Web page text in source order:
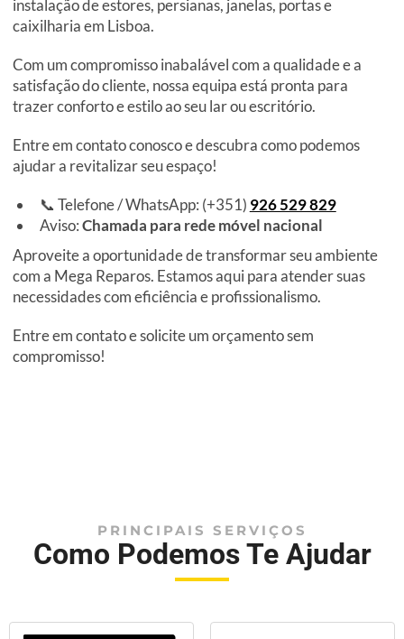
instalação de estores, persianas, janelas, portas e
caixilharia em Lisboa.
Com um compromisso inabalável com a qualidade e a
satisfação do cliente, nossa equipa está pronta para
trazer conforto e estilo ao seu lar ou escritório.
Entre em contato conosco e descubra como podemos
ajudar a revitalizar seu espaço!
📞 Telefone / WhatsApp: (+351) 926 529 829
Aviso:Chamada para rede móvel nacional
Aproveite a oportunidade de transformar seu ambiente
com a Mega Reparos. Estamos aqui para atender suas
necessidades com eficiência e profissionalismo.
Entre em contato e solicite um orçamento sem
compromisso!
PRINCIPAIS SERVIÇOS
Como Podemos Te Ajudar